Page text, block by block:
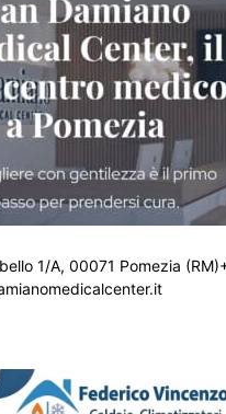
1/A, 00071 Pomezia